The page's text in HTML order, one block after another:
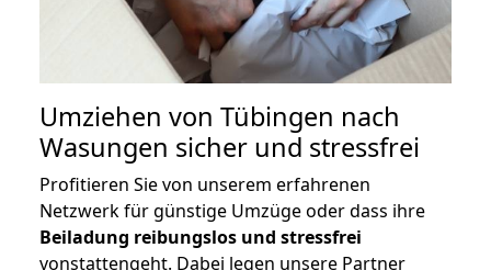
Umziehen von Tübingen nach
Wasungen sicher und stressfrei
Profitieren Sie von unserem erfahrenen
Netzwerk für günstige Umzüge oder dass ihre
Beiladung reibungslos und stressfrei
vonstattengeht. Dabei legen unsere Partner